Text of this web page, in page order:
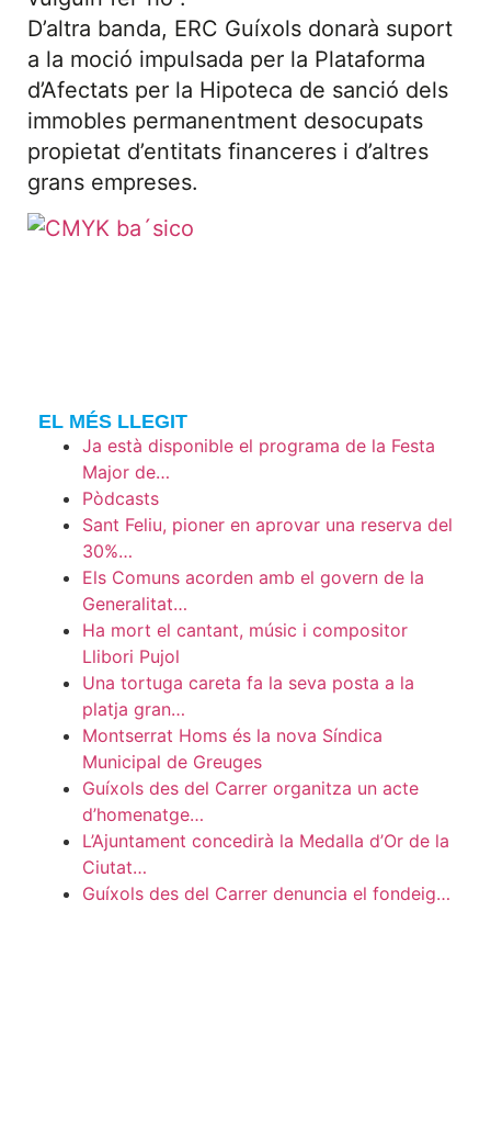
D’altra banda, ERC Guíxols donarà suport
a la moció impulsada per la Plataforma
d’Afectats per la Hipoteca de sanció dels
immobles permanentment desocupats
propietat d’entitats financeres i d’altres
grans empreses.
EL MÉS LLEGIT
Ja està disponible el programa de la Festa
Major de…
Pòdcasts
Sant Feliu, pioner en aprovar una reserva del
30%…
Els Comuns acorden amb el govern de la
Generalitat…
Ha mort el cantant, músic i compositor
Llibori Pujol
Una tortuga careta fa la seva posta a la
platja gran…
Montserrat Homs és la nova Síndica
Municipal de Greuges
Guíxols des del Carrer organitza un acte
d’homenatge…
L’Ajuntament concedirà la Medalla d’Or de la
Ciutat…
Guíxols des del Carrer denuncia el fondeig…